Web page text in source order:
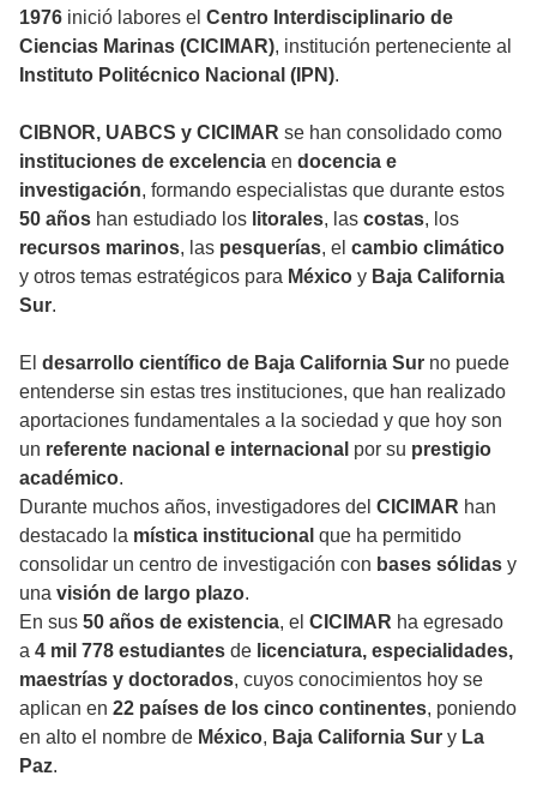
1976 inició labores el Centro Interdisciplinario de
Ciencias Marinas (CICIMAR), institución perteneciente al
Instituto Politécnico Nacional (IPN).
CIBNOR, UABCS y CICIMAR se han consolidado como
instituciones de excelencia en docencia e
investigación, formando especialistas que durante estos
50 años han estudiado los litorales, las costas, los
recursos marinos, las pesquerías, el cambio climático
y otros temas estratégicos para México y Baja California
Sur.
El desarrollo científico de Baja California Sur no puede
entenderse sin estas tres instituciones, que han realizado
aportaciones fundamentales a la sociedad y que hoy son
un referente nacional e internacional por su prestigio
académico.
Durante muchos años, investigadores del CICIMAR han
destacado la mística institucional que ha permitido
consolidar un centro de investigación con bases sólidas y
una visión de largo plazo.
En sus 50 años de existencia, el CICIMAR ha egresado
a 4 mil 778 estudiantes de licenciatura, especialidades,
maestrías y doctorados, cuyos conocimientos hoy se
aplican en 22 países de los cinco continentes, poniendo
en alto el nombre de México, Baja California Sur y La
Paz.